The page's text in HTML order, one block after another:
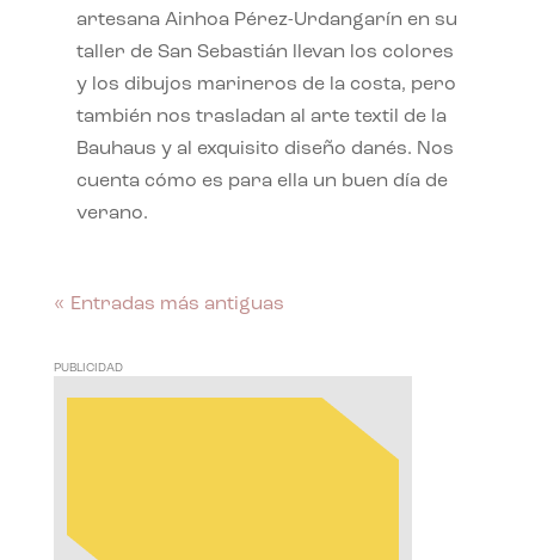
artesana Ainhoa Pérez-Urdangarín en su
taller de San Sebastián llevan los colores
y los dibujos marineros de la costa, pero
también nos trasladan al arte textil de la
Bauhaus y al exquisito diseño danés. Nos
cuenta cómo es para ella un buen día de
verano.
« Entradas más antiguas
PUBLICIDAD